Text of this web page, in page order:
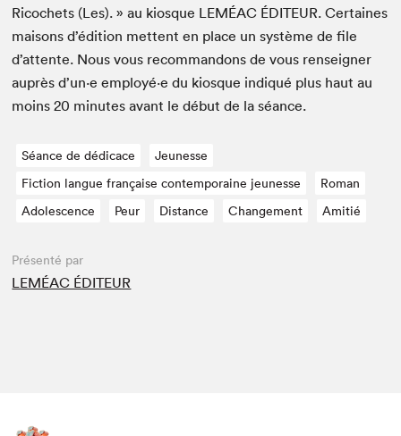
Ric­o­chets (Les). » au kiosque LEMÉAC ÉDI­TEUR. Cer­taines
maisons d’édi­tion met­tent en place un sys­tème de file
d’at­tente. Nous vous recom­man­dons de vous ren­seign­er
auprès d’un·e employé·e du kiosque indiqué plus haut au
moins20 min­utes avant le début de la séance.
Séance de dédicace
Jeunesse
Fiction langue française contemporaine jeunesse
Roman
Adolescence
Peur Distance Changement Amitié
Présenté par
LEMÉAC ÉDITEUR